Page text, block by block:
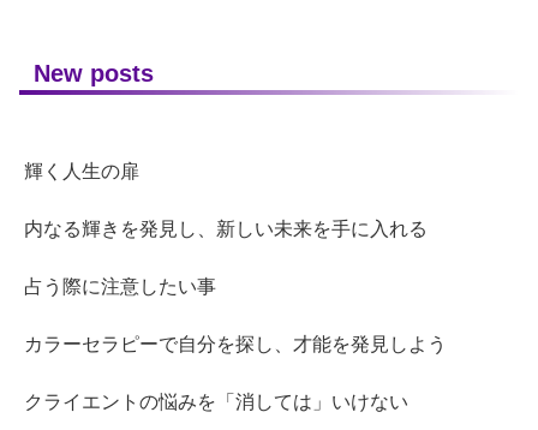
New posts
輝く人生の扉
内なる輝きを発見し、新しい未来を手に入れる
占う際に注意したい事
カラーセラピーで自分を探し、才能を発見しよう
クライエントの悩みを「消しては」いけない